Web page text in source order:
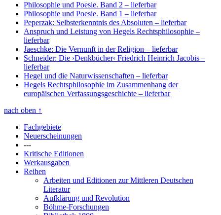
Philosophie und Poesie. Band 2 – lieferbar
Philosophie und Poesie. Band 1 – lieferbar
Peperzak: Selbsterkenntnis des Absoluten – lieferbar
Anspruch und Leistung von Hegels Rechtsphilosophie –
lieferbar
Jaeschke: Die Vernunft in der Religion – lieferbar
Schneider: Die ›Denkbücher‹ Friedrich Heinrich Jacobis –
lieferbar
Hegel und die Naturwissenschaften – lieferbar
Hegels Rechtsphilosophie im Zusammenhang der
europäischen Verfassungsgeschichte – lieferbar
nach oben ↑
Fachgebiete
Neuerscheinungen
---
Kritische Editionen
Werkausgaben
Reihen
Arbeiten und Editionen zur Mittleren Deutschen
Literatur
Aufklärung und Revolution
Böhme-Forschungen